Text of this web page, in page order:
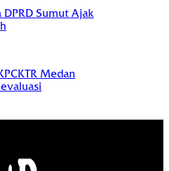
DPRD Sumut Ajak
Medan